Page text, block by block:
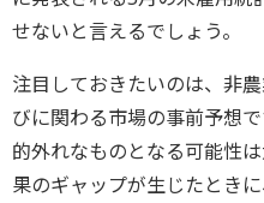
せないと言えるでしょう。
注目しておきたいのは、非
びに関わる市場の事前予想
的外れなものとなる可能性
果のギャップが生じたとき